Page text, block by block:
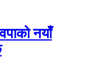
नयाँ